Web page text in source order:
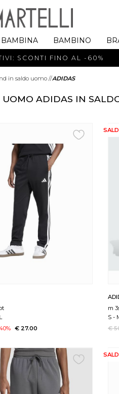
BAMBINA BAMBINO
SCONTI FINO AL -60%
in saldo uomo //ADIDAS
ADIDAS IN
€ 27.00
m
S-
€